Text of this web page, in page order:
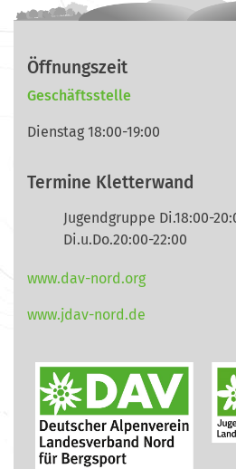
Öffnungszeit
Geschäftsstelle
Dienstag 18:00-19:00
Termine Kletterwand
Jugendgruppe Di.18:00-
Di.u.Do.20:00-22:00
www.dav-nord.org
www.jdav-nord.de